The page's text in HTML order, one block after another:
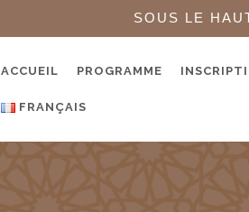
SOUS LE
ACCUEIL PROGRAMME
FRANÇAIS